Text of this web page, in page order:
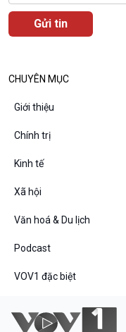
VOV1 đặc biệt
Chân dung cuộc sống
Các chương trình đặc
CHUYÊN MỤC
Giới thiệu
Chính trị
Kinh tế
Xã hội
Văn hoá & Du lịch
Podcast
VOV1 đặc biệt